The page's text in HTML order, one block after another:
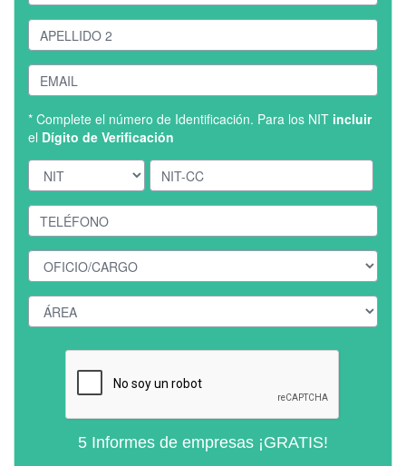
* Complete el número de Identificación. Para los NIT incluir
el Dígito de Verificación
5 Informes de empresas ¡GRATIS!